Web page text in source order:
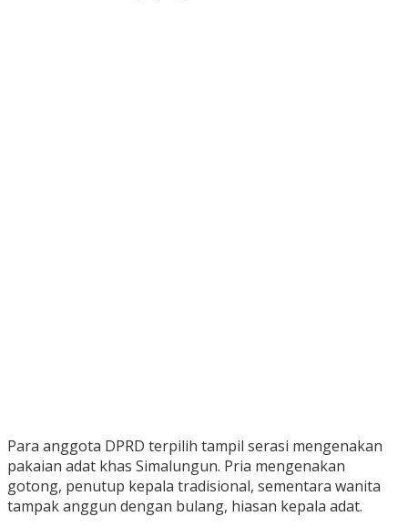
Para anggota DPRD terpilih tampil serasi mengenakan
pakaian adat khas Simalungun. Pria mengenakan
gotong, penutup kepala tradisional, sementara wanita
tampak anggun dengan bulang, hiasan kepala adat.